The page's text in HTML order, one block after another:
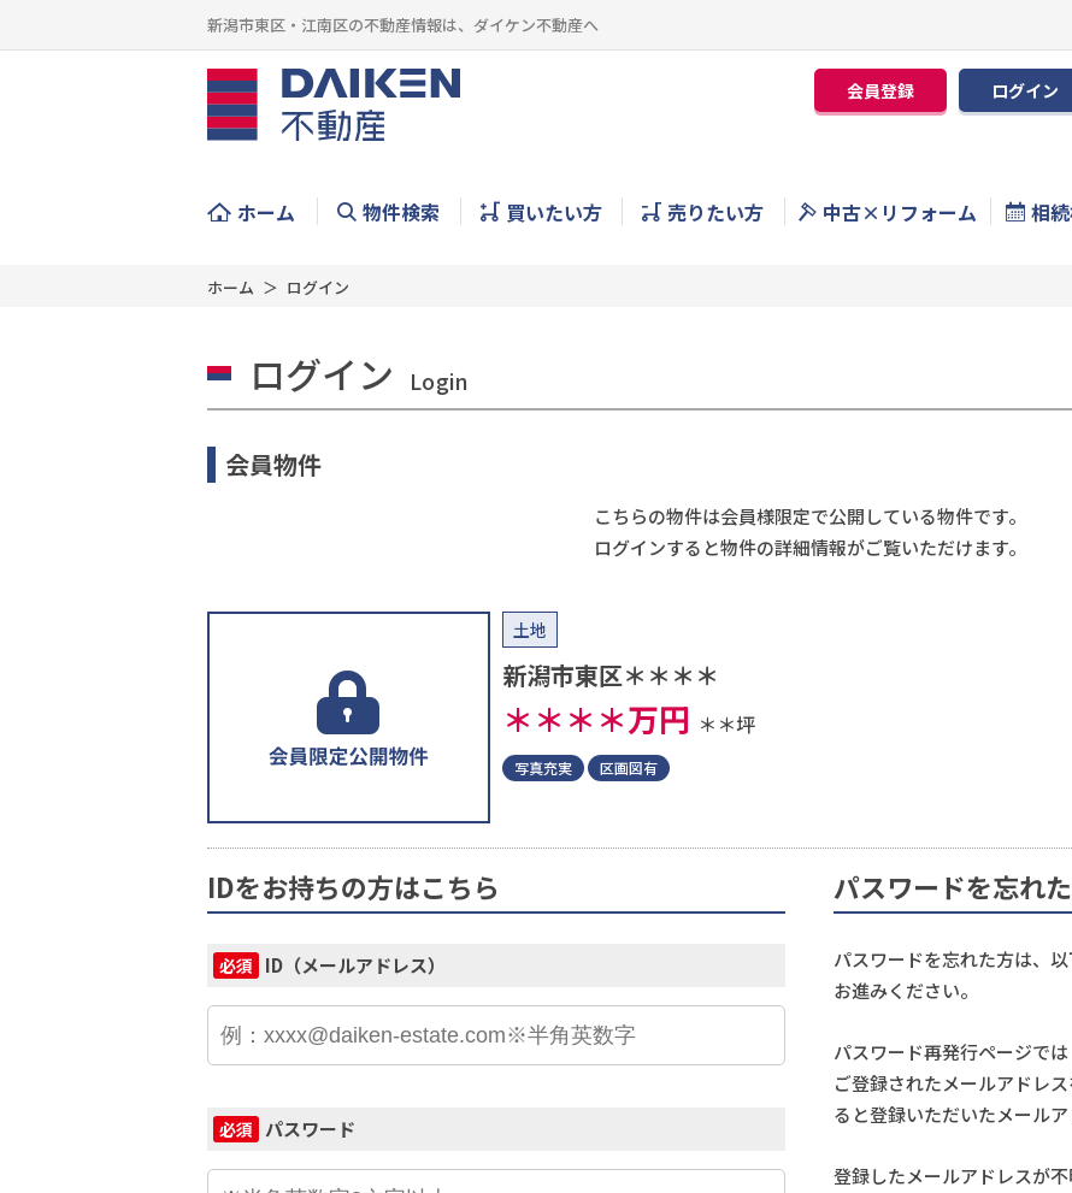
新潟市東区・江南区の不動産情報は、ダイケン不動産へ
会員登録 ログイン
ホーム 物件検索 買いたい方 売りたい方 中古×リフォーム 相
ホーム ログイン
ログイン Login
会員物件
こちらの物件は会員様限定で公開している物件です。
ログインすると物件の詳細情報がご覧いただけます。
土地
新潟市東区＊＊＊＊
＊＊＊＊万円 ＊＊坪
写真充実 区画図有
IDをお持ちの方はこちら
必須 ID（メールアドレス）
必須 パスワード
パスワードを忘れ
パスワードを忘れた方は、
お進みください。
パスワード再発行ページでは
ご登録されたメールアドレ
ると登録いただいたメール
登録したメールアドレスが